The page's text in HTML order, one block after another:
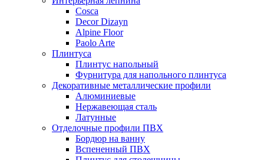
Cosca
Decor Dizayn
Alpine Floor
Paolo Arte
Плинтуса
Плинтус напольный
Фурнитура для напольного плинтуса
Декоративные металлические профили
Алюминиевые
Нержавеющая сталь
Латунные
Отделочные профили ПВХ
Бордюр на ванну
Вспененный ПВХ